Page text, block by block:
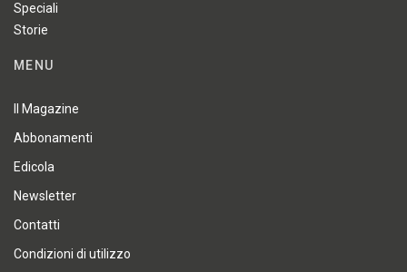
Speciali
Storie
MENU
Il Magazine
Abbonamenti
Edicola
Newsletter
Contatti
Condizioni di utilizzo